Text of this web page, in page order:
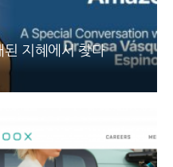
된 지혜에서 찾다